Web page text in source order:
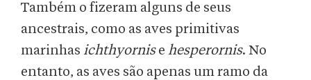
Também o fizeram alguns de seus
ancestrais, como as aves primitivas
marinhas ichthyornise hesperornis. No
entanto, as aves são apenas um ramo da